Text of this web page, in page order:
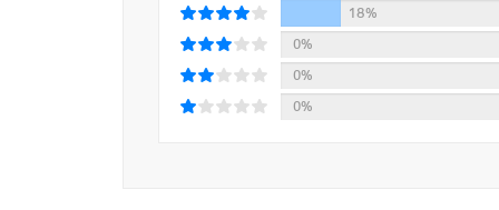
브랜딩을 할 때 반드시 과정이 의미 있어야 할까
니다, 결과가 좋아야죠. 하지만 브랜딩을 한다면
닙니다. 그 과정에서 의미 있는 시도들이 이루어
지 못했더라도 이 과정 또한 빛나게 해야 합니다.
무엇보다 아무리 해도 어렵고 고민 많은 브랜
나아갈 수 있도록 물의 깊이를 만드는 것과 같
나아가기 힘들다. 물이 어느 정도 채워져야 배가
18%
0%
0%
0%